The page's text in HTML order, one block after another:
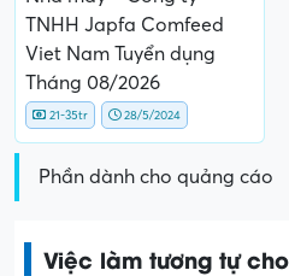
TNHH Japfa Comfeed
Viet Nam Tuyển dụng
Tháng 08/2026
21-35tr 28/5/2024
Phần dành cho quảng cáo
Việc làm tương tự